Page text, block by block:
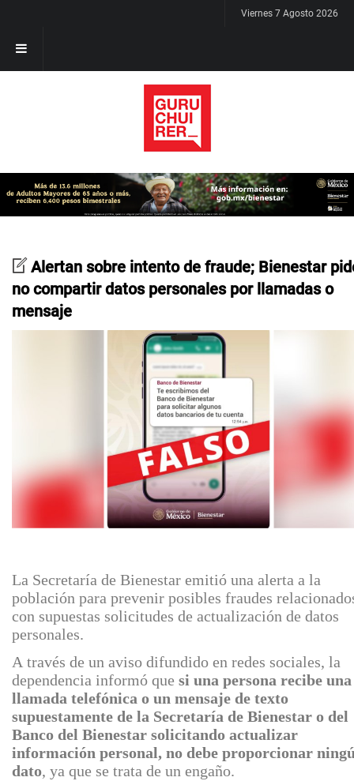
Viernes 7 Agosto 2026
Alertan sobre intento de fraude; Bienestar
no compartir datos personales por llamadas o
mensaje
La Secretaría de Bienestar emitió una alerta a la
población para prevenir posibles fraudes
con supuestas solicitudes de actualización de datos
personales.
A través de un aviso difundido en redes sociales, la
dependencia informó que si una persona recibe una
llamada telefónica o un mensaje de texto
supuestamente de la Secretaría de Bienestar o del
Banco del Bienestar solicitando actualizar
información personal, no debe proporcionar
dato, ya que se trata de un engaño.